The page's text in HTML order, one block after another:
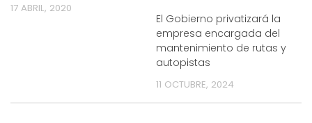
17 ABRIL, 2020
El Gobierno privatizará la
empresa encargada del
mantenimiento de rutas y
autopistas
11 OCTUBRE, 2024